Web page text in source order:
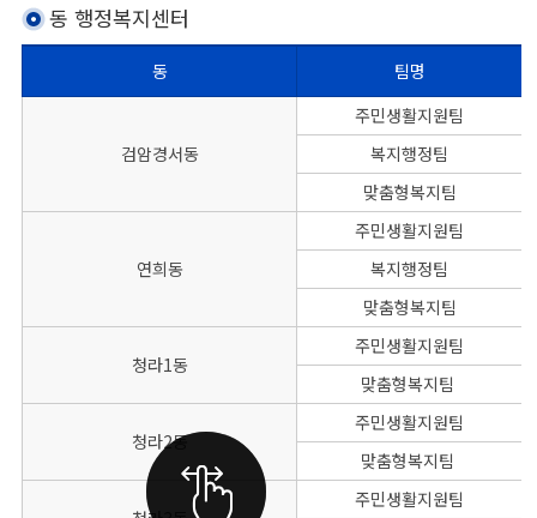
동 행정복지센터
주민센터의 각 동별, 대표전화, FAX번호를 나타낸 표
동 팀명
검암경서동
주민생활지원팀
복지행정팀
맞춤형복지팀
연희동
주민생활지원팀
복지행정팀
맞춤형복지팀
청라1동
주민생활지원팀
맞춤형복지팀
청라2동
주민생활지원팀
맞춤형복지팀
주민생활지원팀